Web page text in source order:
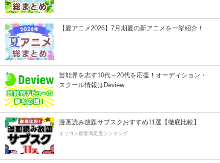
【夏アニメ2026】7月期夏の新アニメを一挙紹介！
芸能界を志す10代～20代を応援！オーディション・
スクール情報はDeview
漫画読み放題サブスクおすすめ11選【徹底比較】
オリコン顧客満足度ランキング